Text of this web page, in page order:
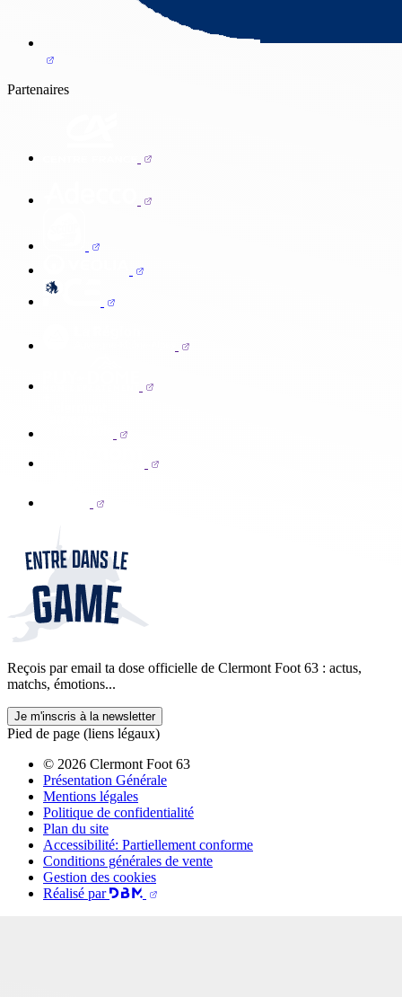
Partenaires
Reçois par email ta dose officielle de Clermont Foot 63 : actus,
matchs, émotions...
Je m'inscris à la newsletter
Pied de page (liens légaux)
© 2026 Clermont Foot 63
Présentation Générale
Mentions légales
Politique de confidentialité
Plan du site
Accessibilité: Partiellement conforme
Conditions générales de vente
Gestion des cookies
Réalisé par